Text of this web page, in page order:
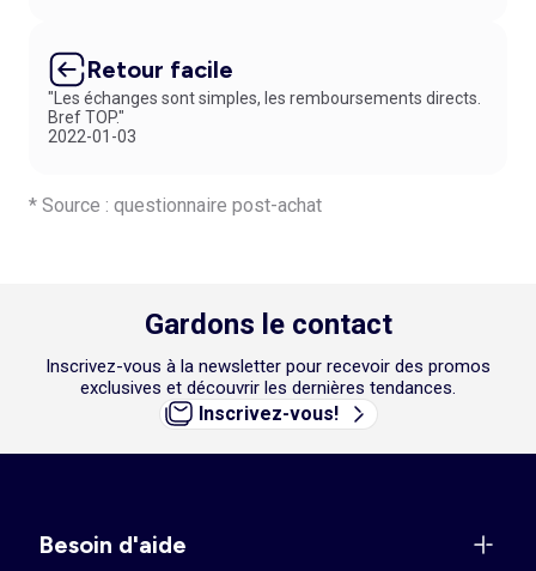
les futures mamans pressées.
Retour facile
"Les échanges sont simples, les remboursements directs.
Bref TOP."
2022-01-03
* Source : questionnaire post-achat
Gardons le contact
Inscrivez-vous à la newsletter pour recevoir des promos
exclusives et découvrir les dernières tendances.
Inscrivez-vous!
Besoin d'aide